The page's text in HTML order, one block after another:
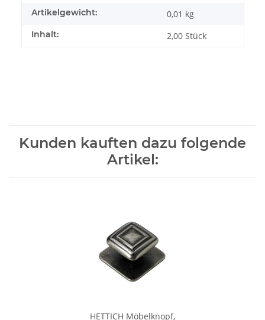
Artikelgewicht: 0,01 kg
Inhalt: 2,00 Stück
Kunden kauften dazu folgende
Artikel:
HETTICH Möbelknopf,